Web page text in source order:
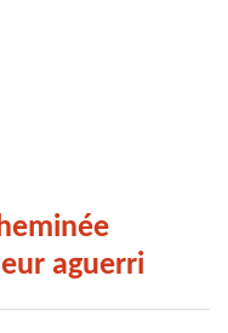
aguerri